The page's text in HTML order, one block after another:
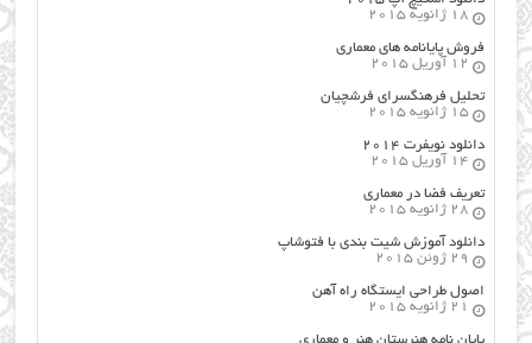
18 ژانویه 2015
فروش پایانامه های معماری
12 آوریل 2015
تحلیل فرهنگسرای فرشچیان
15 ژانویه 2015
دانلود نویفرت ۲۰۱۴
14 آوریل 2015
تعریف فضا در معماری
28 ژانویه 2015
دانلود آموزش شیت بندی با فتوشاپ
29 ژوئن 2015
اصول طراحي ایستگاه راه آهن
21 ژانویه 2015